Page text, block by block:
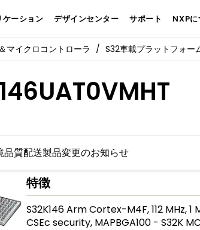
ケーション デザインセンター サポート NXPに
マイクロコントローラ S32車載プラットフォー
品質配送製品変更のお知らせ
特徴
S32K146 Arm Cortex-M4F, 112 MHz, 1
CSEc security, MAPBGA100 - S32K